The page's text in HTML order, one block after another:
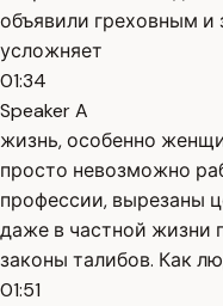
объявили греховным и
усложняет
01:34
Speaker A
жизнь, особенно
просто невозможно
профессии, вырезаны
даже в частной жизни
законы талибов. Как
01:51